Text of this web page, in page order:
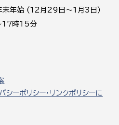
年末年始 (12月29日～1月3日)
17時15分
シーポリシー・リンクポリシーに